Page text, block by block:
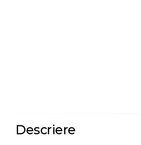
Descriere